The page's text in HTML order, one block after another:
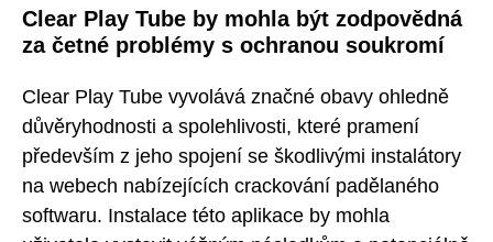
Clear Play Tube by mohla být zodpovědná
za četné problémy s ochranou soukromí
Clear Play Tube vyvolává značné obavy ohledně
důvěryhodnosti a spolehlivosti, které pramení
především z jeho spojení se škodlivými instalátory
na webech nabízejících crackování padělaného
softwaru. Instalace této aplikace by mohla